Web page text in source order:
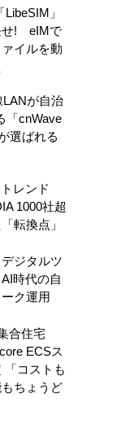
」
せ! eIMで
イルを動
が自治
「cnWave
選ばれる
レンド
1000社超
転換点」
ジタルツ
時代の自
ク運用
合住宅
ECSス
「コストも
ちょうど